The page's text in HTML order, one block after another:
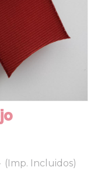
(Imp. Incluidos)